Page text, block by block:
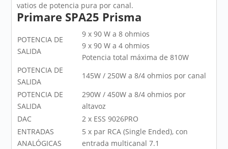
vatios de potencia pura por canal.
Primare SPA25 Prisma
POTENCIA DE
SALIDA
9 x 90 W a 8 ohmios
9 x 90 W a 4 ohmios
Potencia total máxima de 810W
POTENCIA DE
SALIDA
145W / 250W a 8/4 ohmios por canal
POTENCIA DE
SALIDA
290W / 450W a 8/4 ohmios por
altavoz
DAC
2 x ESS 9026PRO
ENTRADAS
ANALÓGICAS
5 x par RCA (Single Ended), con
entrada multicanal 7.1